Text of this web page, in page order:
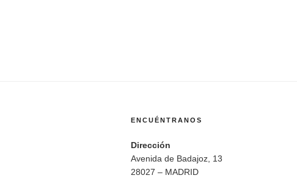
ENCUÉNTRANOS
Dirección
Avenida de Badajoz, 13
28027 – MADRID